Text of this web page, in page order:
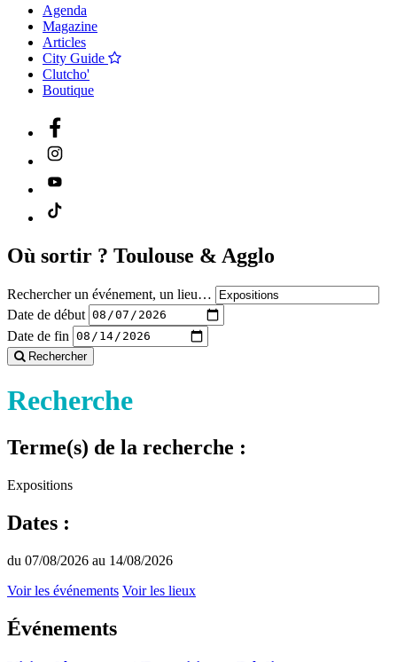
Agenda
Magazine
Articles
City Guide
Clutcho'
Boutique
Où sortir ? Toulouse & Agglo
Rechercher un événement, un lieu…
Date de début
Date de fin
Rechercher
Recherche
Terme(s) de la recherche :
Expositions
Dates :
du 07/08/2026 au 14/08/2026
Voir les événements Voir les lieux
Événements